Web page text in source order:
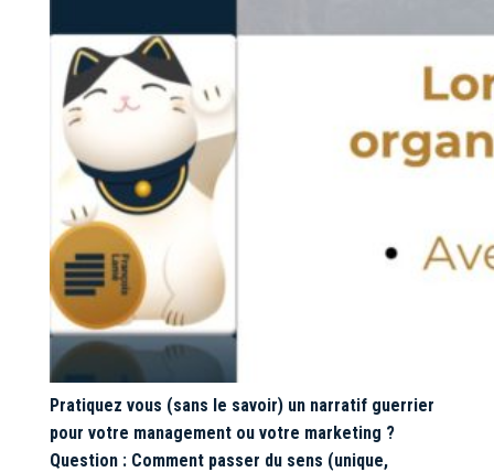
Pratiquez vous (sans le savoir) un narratif guerrier
pour votre management ou votre marketing ?
Question : Comment passer du sens (unique,